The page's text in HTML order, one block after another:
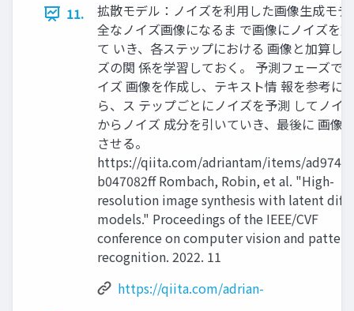
11.
拡散モデル：ノイズを利用した画像生成モデ
全なノイズ画像になるま で画像にノイズを
て いき、各ステップにおける 画像と加算し
ズの関 係を学習しておく。 予測フェーズで
イズ 画像を作成し、テキスト情 報を参考に
ら、ス テップごとにノイズを予測 してノイ
からノイズ 成分を引いていき、最後に 画像
させる。
https://qiita.com/adriantam/items/
b047082ff Rombach, Robin, et al. "High-
resolution image synthesis with latent
models." Proceedings of the IEEE/CVF
conference on computer vision and pattern
recognition. 2022. 11
https://qiita.com/adrian-